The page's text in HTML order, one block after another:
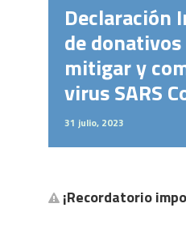
Declaración
de
mitigar y
virus SARS
31 julio, 2023
¡Recordatorio